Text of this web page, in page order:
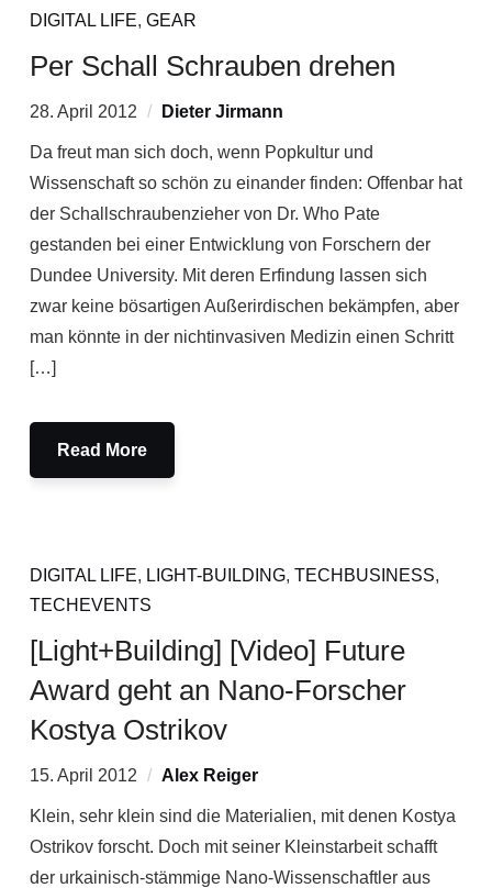
DIGITAL LIFE, GEAR
Per Schall Schrauben drehen
28. April 2012 Dieter Jirmann
Da freut man sich doch, wenn Popkultur und
Wissenschaft so schön zu einander finden: Offenbar hat
der Schallschraubenzieher von Dr. Who Pate
gestanden bei einer Entwicklung von Forschern der
Dundee University. Mit deren Erfindung lassen sich
zwar keine bösartigen Außerirdischen bekämpfen, aber
man könnte in der nichtinvasiven Medizin einen Schritt
[…]
Read More
DIGITAL LIFE, LIGHT-BUILDING, TECHBUSINESS,
TECHEVENTS
[Light+Building] [Video] Future
Award geht an Nano-Forscher
Kostya Ostrikov
15. April 2012 Alex Reiger
Klein, sehr klein sind die Materialien, mit denen Kostya
Ostrikov forscht. Doch mit seiner Kleinstarbeit schafft
der urkainisch-stämmige Nano-Wissenschaftler aus